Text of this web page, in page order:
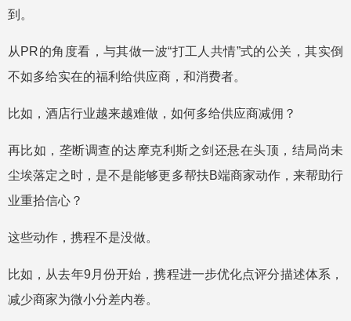
到。
从PR的角度看，与其做一波“打工人共情”式的公关，其实倒
不如多给实在的福利给供应商，和消费者。
比如，酒店行业越来越难做，如何多给供应商减佣？
再比如，垄断调查的达摩克利斯之剑还悬在头顶，结局尚未
尘埃落定之时，是不是能够更多帮扶B端商家动作，来帮助行
业重拾信心？
这些动作，携程不是没做。
比如，从去年9月份开始，携程进一步优化点评分描述体系，
减少商家为微小分差内卷。